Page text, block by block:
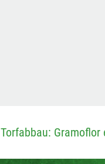
Torfabbau: